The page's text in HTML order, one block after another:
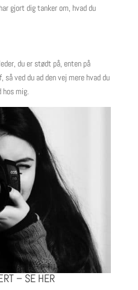
gjort dig tanker om, hvad du
du er stødt på, enten på
ved du ad den vej mere hvad du
hos mig.
– SE HER